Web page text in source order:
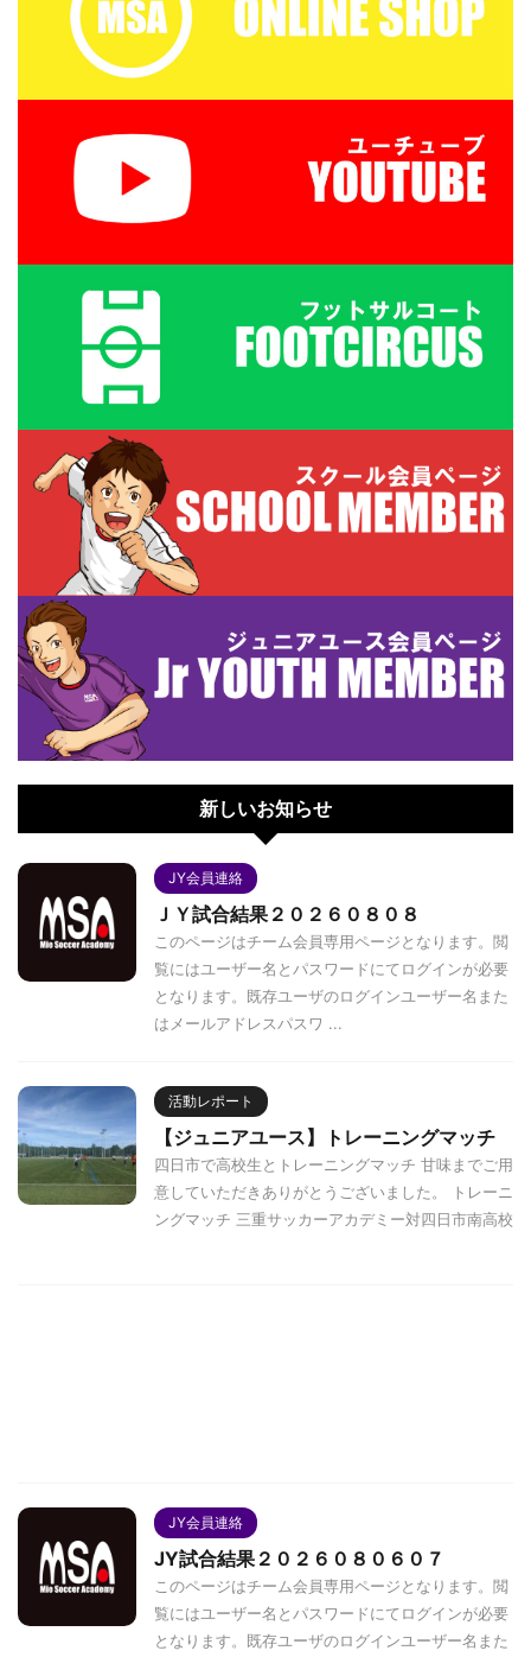
１７：２０ 定員１２名程
度 最少催行人数６ ...
新しいお知らせ
JY会員連絡
ＪＹ試合結果２０２６０８０８
このページはチーム会員専用ページとなります。閲
覧にはユーザー名とパスワードにてログインが必要
となります。既存ユーザのログインユーザー名また
はメールアドレスパスワ ...
活動レポート
【ジュニアユース】トレーニングマッチ
四日市で高校生とトレーニングマッチ 甘味までご用
意していただきありがとうございました。 トレーニ
ングマッチ 三重サッカーアカデミー対四日市南高校
JY会員連絡
JY試合結果２０２６０８０６０７
このページはチーム会員専用ページとなります。閲
覧にはユーザー名とパスワードにてログインが必要
となります。既存ユーザのログインユーザー名また